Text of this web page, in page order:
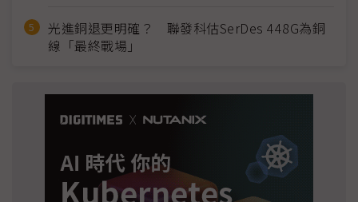
光進銅退更明確？ 聯發科估SerDes 448G為銅
線「最終戰場」